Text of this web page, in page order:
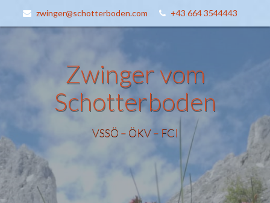
zwinger@schotterboden.com +43 664 3544443
Zwinger vom
Schotterboden
VSSÖ – ÖKV – FCI